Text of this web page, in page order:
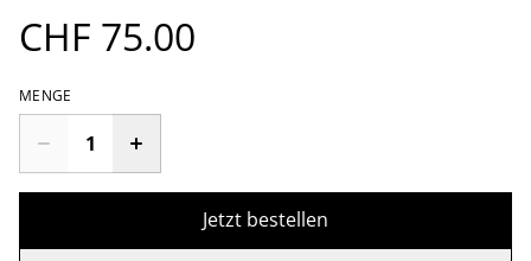
CHF 75.00
MENGE
Jetzt bestellen